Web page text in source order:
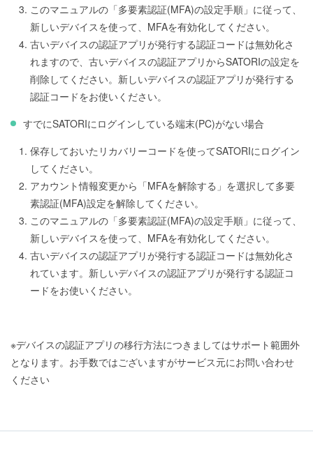
このマニュアルの「多要素認証(MFA)の設定手順」に従って、
新しいデバイスを使って、MFAを有効化してください。
古いデバイスの認証アプリが発行する認証コードは無効化さ
れますので、古いデバイスの認証アプリからSATORIの設定を
削除してください。新しいデバイスの認証アプリが発行する
認証コードをお使いください。
すでにSATORIにログインしている端末(PC)がない場合
保存しておいたリカバリーコードを使ってSATORIにログイン
してください。
アカウント情報変更から「MFAを解除する」を選択して多要
素認証(MFA)設定を解除してください。
このマニュアルの「多要素認証(MFA)の設定手順」に従って、
新しいデバイスを使って、MFAを有効化してください。
古いデバイスの認証アプリが発行する認証コードは無効化さ
れています。新しいデバイスの認証アプリが発行する認証コ
ードをお使いください。
※デバイスの認証アプリの移行方法につきましてはサポート範囲外
となります。お手数ではございますがサービス元にお問い合わせ
ください